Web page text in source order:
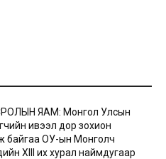
ЯАМ: Монгол Улсын
ивээл дор зохион
байгаа ОУ-ын Монголч
XIII их хурал наймдугаар